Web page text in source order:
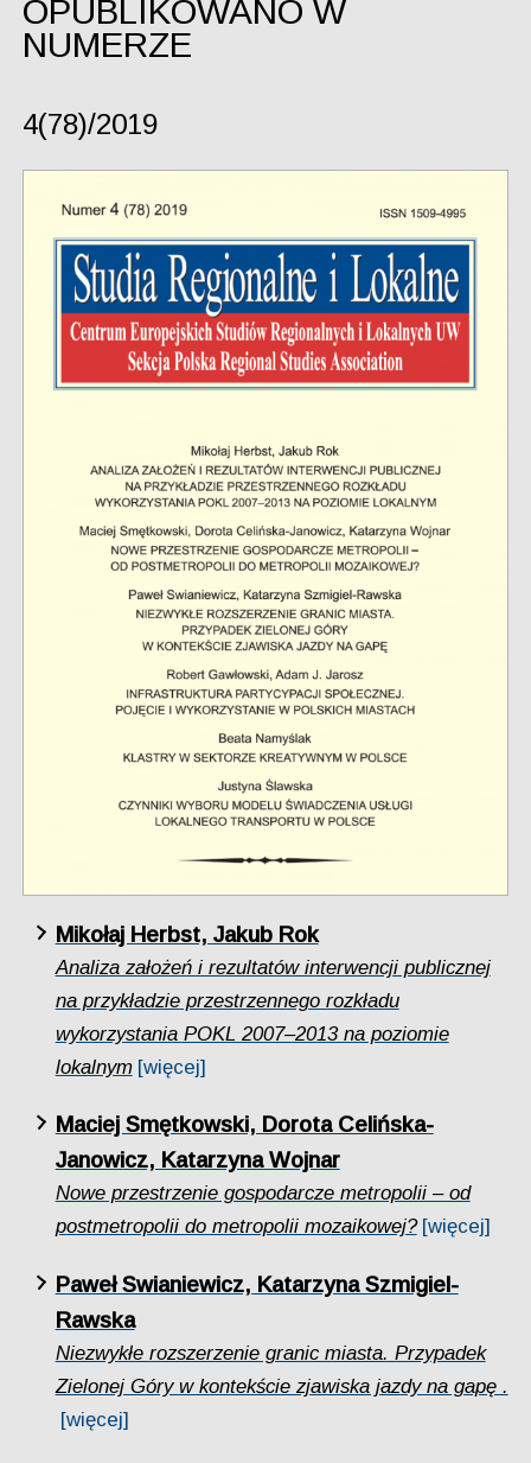
OPUBLIKOWANO W
NUMERZE
4(78)/2019
Mikołaj Herbst, Jakub Rok
Analiza założeń i rezultatów interwencji publicznej
na przykładzie przestrzennego rozkładu
wykorzystania POKL 2007–2013 na poziomie
lokalnym [więcej]
Maciej Smętkowski, Dorota Celińska-
Janowicz, Katarzyna Wojnar
Nowe przestrzenie gospodarcze metropolii – od
postmetropolii do metropolii mozaikowej? [więcej]
Paweł Swianiewicz, Katarzyna Szmigiel-
Rawska
Niezwykłe rozszerzenie granic miasta. Przypadek
Zielonej Góry w kontekście zjawiska jazdy na gapę .
[więcej]